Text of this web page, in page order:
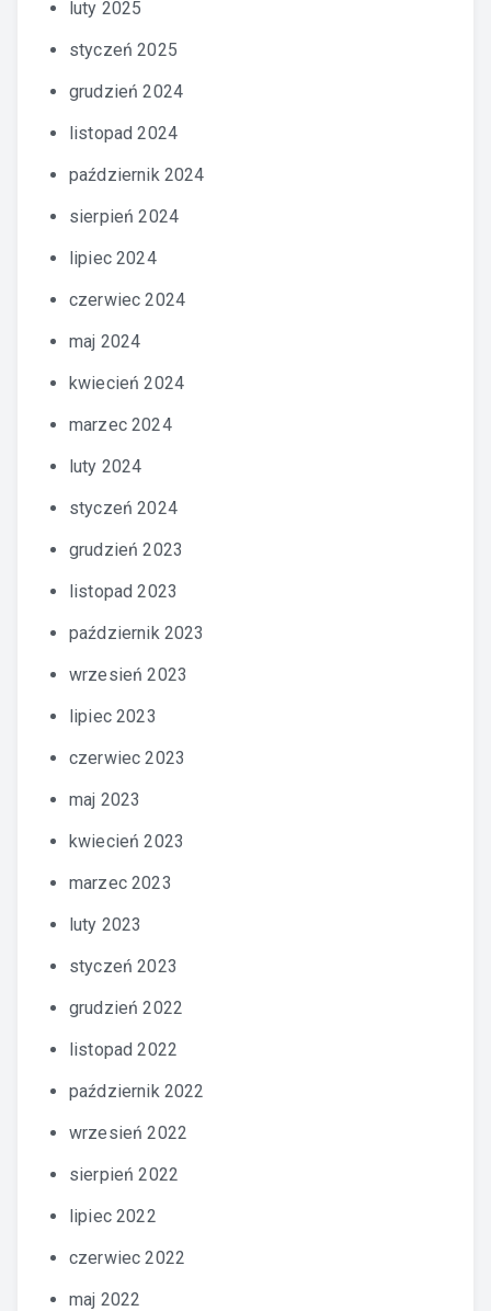
luty 2025
styczeń 2025
grudzień 2024
listopad 2024
październik 2024
sierpień 2024
lipiec 2024
czerwiec 2024
maj 2024
kwiecień 2024
marzec 2024
luty 2024
styczeń 2024
grudzień 2023
listopad 2023
październik 2023
wrzesień 2023
lipiec 2023
czerwiec 2023
maj 2023
kwiecień 2023
marzec 2023
luty 2023
styczeń 2023
grudzień 2022
listopad 2022
październik 2022
wrzesień 2022
sierpień 2022
lipiec 2022
czerwiec 2022
maj 2022